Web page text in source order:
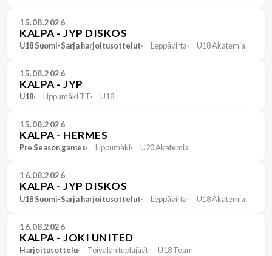
15.08.2026
KALPA - JYP DISKOS
U18 Suomi-Sarja harjoitusottelut Leppävirta U18 Akatemia
15.08.2026
KALPA - JYP
U18 Lippumäki TT U18
15.08.2026
KALPA - HERMES
Pre Season games Lippumäki U20 Akatemia
16.08.2026
KALPA - JYP DISKOS
U18 Suomi-Sarja harjoitusottelut Leppävirta U18 Akatemia
16.08.2026
KALPA - JOKI UNITED
Harjoitusottelu Toivalan tuplajäät U18 Team